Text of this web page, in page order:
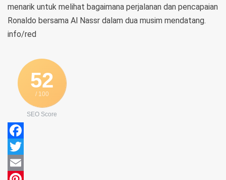
menarik untuk melihat bagaimana perjalanan dan pencapaian
Ronaldo bersama Al Nassr dalam dua musim mendatang.
info/red
52
/ 100
SEO Score
Facebook
Twitter